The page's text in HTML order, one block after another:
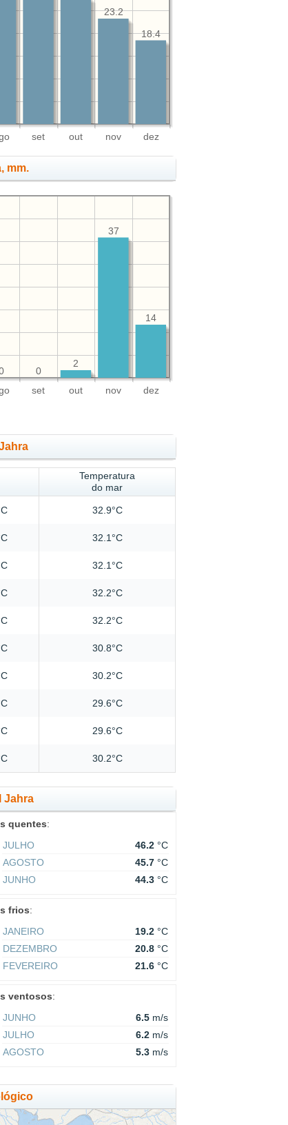
set out nov dez
18.4
23.2
mm.
set out nov dez
14
37
2
0
Temperatura
do mar
32.9°C
32.1°C
32.1°C
32.2°C
32.2°C
30.8°C
30.2°C
29.6°C
29.6°C
30.2°C
Jahra
quentes:
JULHO
46.2 °C
AGOSTO
45.7 °C
JUNHO
44.3 °C
frios:
JANEIRO
19.2 °C
DEZEMBRO
20.8 °C
FEVEREIRO
21.6 °C
ventosos:
JUNHO
6.5 m/s
JULHO
6.2 m/s
AGOSTO
5.3 m/s